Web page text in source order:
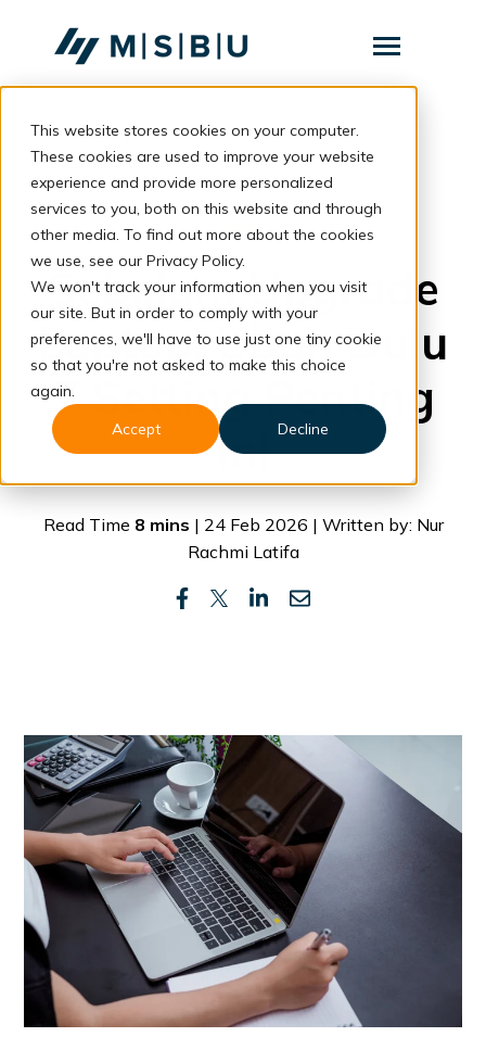
This website stores cookies on your computer.
These cookies are used to improve your website
experience and provide more personalized
services to you, both on this website and through
other media. To find out more about the cookies
we use, see our Privacy Policy.
We won't track your information when you visit
our site. But in order to comply with your
preferences, we'll have to use just one tiny cookie
so that you're not asked to make this choice
again.
Accept
Decline
Toggle
Layanan Toggle
children
Layanan
Komunitas
Tentang
Resources Toggle
children
Resources
Konsultasi
back to blog
DaaS
Sebelum Upgrade
Laptop, Ubah Dulu
7 Setting Penting
Ini
Read Time 8 mins | 24 Feb 2026 | Written by: Nur
Rachmi Latifa